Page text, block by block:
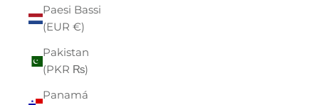
Paesi Bassi
(EUR €)
Pakistan
(PKR ₨)
Panamá